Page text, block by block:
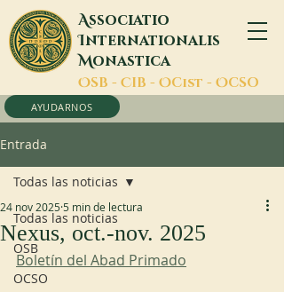
Associatio
Internationalis
Monastica
OSB - CIB - OCist - OCSO
AYUDARNOS
Entrada
Todas las noticias
OSB
OCSO
Todas las noticias
Nexus, oct.-nov. 2025
24 nov 2025 5 min de lectura
Boletín del Abad Primado